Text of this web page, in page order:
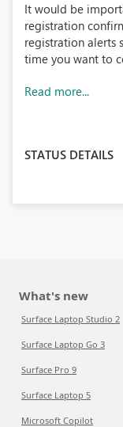
It would be
registration
registration alerts
time you want to
Read more...
STATUS DETAILS
What's new
Surface Laptop Studio 2
Surface Laptop Go 3
Surface Pro 9
Surface Laptop 5
Microsoft Copilot